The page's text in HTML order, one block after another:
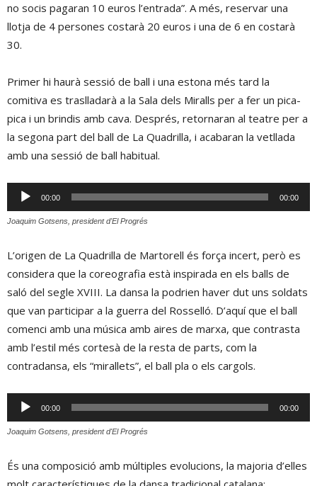
no socis pagaran 10 euros l’entrada”. A més, reservar una
llotja de 4 persones costarà 20 euros i una de 6 en costarà
30.
Primer hi haurà sessió de ball i una estona més tard la
comitiva es traslladarà a la Sala dels Miralls per a fer un pica-
pica i un brindis amb cava. Després, retornaran al teatre per a
la segona part del ball de La Quadrilla, i acabaran la vetllada
amb una sessió de ball habitual.
Reproductor
d'àudio
00:00 00:00
Joaquim Gotsens, president d'El Progrés
L’origen de La Quadrilla de Martorell és força incert, però es
considera que la coreografia està inspirada en els balls de
saló del segle XVIII. La dansa la podrien haver dut uns soldats
que van participar a la guerra del Rosselló. D’aquí que el ball
comenci amb una música amb aires de marxa, que contrasta
amb l’estil més cortesà de la resta de parts, com la
contradansa, els “mirallets”, el ball pla o els cargols.
Reproductor
d'àudio
00:00 00:00
Joaquim Gotsens, president d'El Progrés
És una composició amb múltiples evolucions, la majoria d’elles